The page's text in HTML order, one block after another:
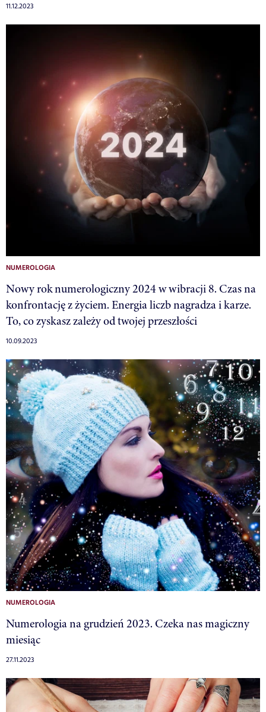
11.12.2023
NUMEROLOGIA
Nowy rok numerologiczny 2024 w wibracji 8. Czas na
konfrontację z życiem. Energia liczb nagradza i karze.
To, co zyskasz zależy od twojej przeszłości
10.09.2023
NUMEROLOGIA
Numerologia na grudzień 2023. Czeka nas magiczny
miesiąc
27.11.2023